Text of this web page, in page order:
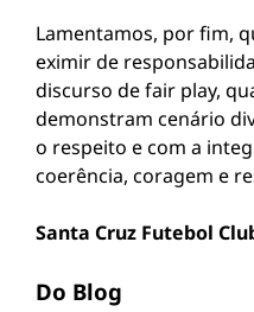
Lamentamos, por fim,
eximir de
discurso de fair play,
demonstram cenário
o respeito e com a
coerência, coragem e
Santa Cruz Futebol
Do Blog